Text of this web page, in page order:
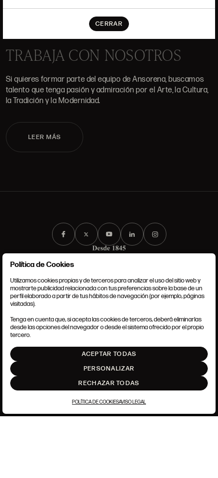
CERRAR
TRABAJA CON NOSOTROS
Si quieres formar parte del equipo de Ansorena, buscamos
talento que tenga pasión y admiración por el Arte, la Cultura,
la Tradición y la Modernidad.
LEER MÁS
CONDICIONES GENERALES
POLÍTICA DE COOKIES
AJUSTE DE COOKIES
Política de Cookies
Utilizamos cookies propias y de terceros para analizar el uso del sitio web y
mostrarte publicidad relacionada con tus preferencias sobre la base de un
perfil elaborado a partir de tus hábitos de navegación (por ejemplo, páginas
visitadas).
Tenga en cuenta que, si acepta las cookies de terceros, deberá eliminarlas
desde las opciones del navegador o desde el sistema ofrecido por el propio
tercero.
ACEPTAR TODAS
PERSONALIZAR
RECHAZAR TODAS
POLÍTICA DE COOKIESAVISO LEGAL